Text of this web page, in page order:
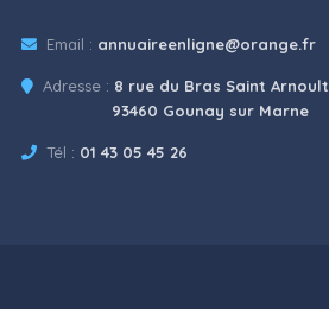
Email : annuaireenligne@orange.fr
Adresse : 8 rue du Bras Saint Arnoult
93460 Gounay sur Marne
Tél : 01 43 05 45 26